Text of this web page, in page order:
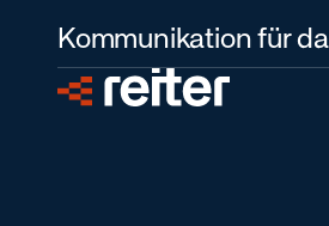
Kommunikation für